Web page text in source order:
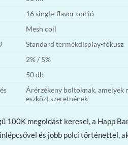
16 single-flavor opció
Mesh coil
Standard termékdisplay-fókusz
2% / 5%
50 db
Árérzékeny boltoknak, amelyek
eszközt szeretnének
100K megoldást keresel, a Happ
és jobb polci történettel,